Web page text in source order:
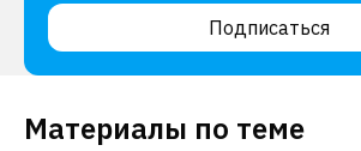
Подписаться
Материалы по теме